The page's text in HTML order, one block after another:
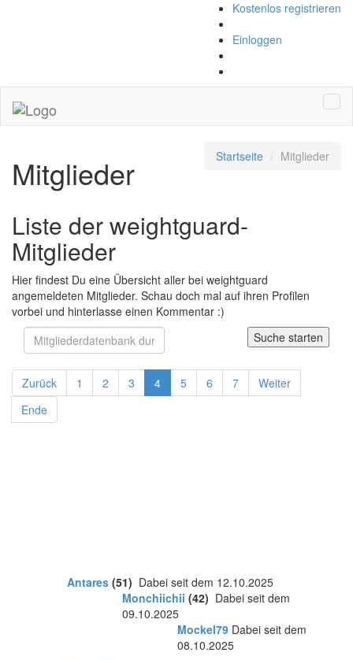
Kostenlos registrieren
Einloggen
Mitglieder Startseite Mitglieder
Liste der weightguard-
Mitglieder
Hier findest Du eine Übersicht aller bei weightguard
angemeldeten Mitglieder. Schau doch mal auf ihren Profilen
vorbei und hinterlasse einen Kommentar :)
Suche starten
Zurück 1 2 3 4 5 6 7
Weiter
Ende
Antares (51) Dabei seit dem 12.10.2025
Monchiichii (42) Dabei seit dem
09.10.2025
Mockel79 Dabei seit dem
08.10.2025